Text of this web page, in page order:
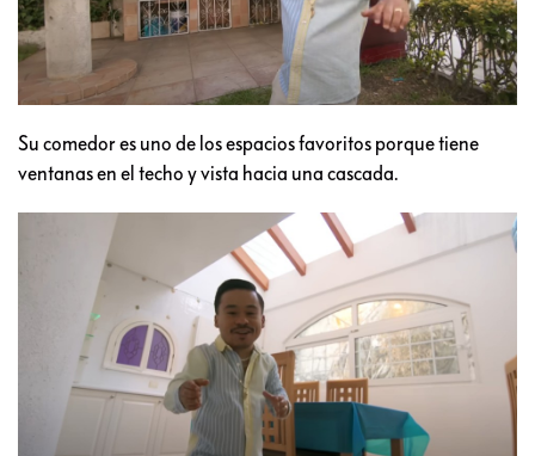
Su comedor es uno de los espacios favoritos porque tiene
ventanas en el techo y vista hacia una cascada.